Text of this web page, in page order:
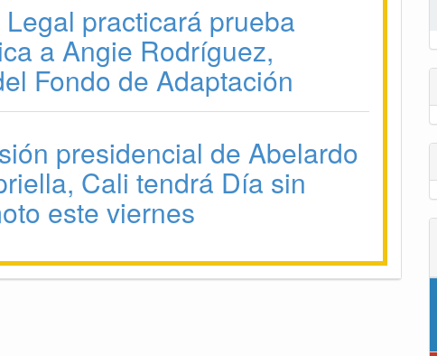
practicará prueba
a Angie Rodríguez,
Fondo de Adaptación
presidencial de Abelardo
Cali tendrá Día sin
este viernes